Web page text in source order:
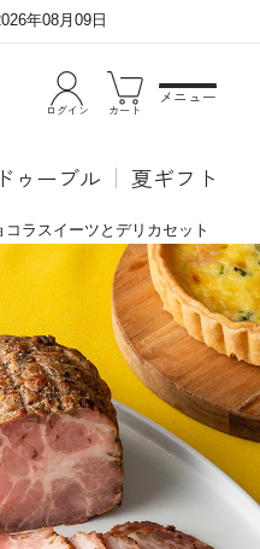
年08月09日
ログイン カート
メニュー
ドゥーブル 夏ギフト
コラスイーツとデリカセット